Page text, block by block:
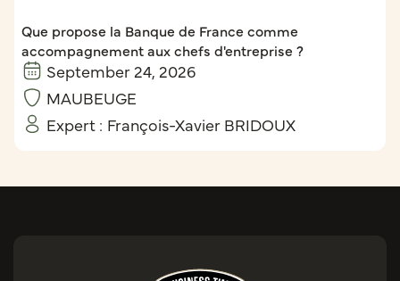
Que propose la Banque de France comme
accompagnement aux chefs d'entreprise ?
September 24, 2026
MAUBEUGE
Expert : François-Xavier BRIDOUX